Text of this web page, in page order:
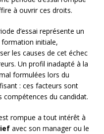
à ouvrir ces droits.
d’essai représente un
initiale,
les causes de cet échec
Un profil inadapté à la
formulées lors du
: ces facteurs sont
du candidat.
rompue a tout intérêt à
avec son manager ou le